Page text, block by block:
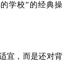
学校”的经典操
宜，而是还对背